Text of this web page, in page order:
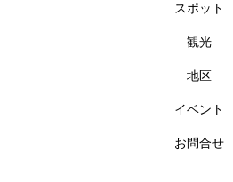
スポット
観光
地区
イベント
お問合せ